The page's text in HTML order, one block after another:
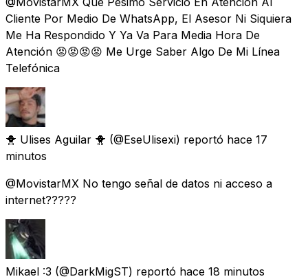
Cliente Por Medio De WhatsApp, El Asesor Ni Siquiera
Me Ha Respondido Y Ya Va Para Media Hora De
Atención 😡😡😡😡 Me Urge Saber Algo De Mi Línea
Telefónica
🐥 Ulises Aguilar 🐥 (@EseUlisexi) reportó hace 17
minutos
@MovistarMX No tengo señal de datos ni acceso a
internet?????
Mikael :3 (@DarkMigST) reportó hace 18 minutos